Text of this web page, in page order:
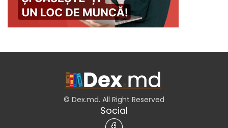
© Dex.md. All Right Reserved
Social